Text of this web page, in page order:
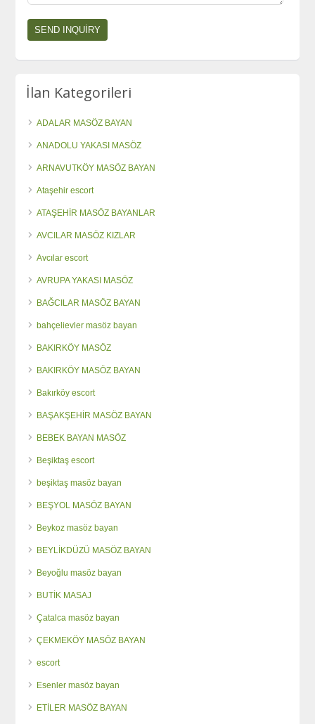
İlan Kategorileri
ADALAR MASÖZ BAYAN
ANADOLU YAKASI MASÖZ
ARNAVUTKÖY MASÖZ BAYAN
Ataşehir escort
ATAŞEHİR MASÖZ BAYANLAR
AVCILAR MASÖZ KIZLAR
Avcılar escort
AVRUPA YAKASI MASÖZ
BAĞCILAR MASÖZ BAYAN
bahçelievler masöz bayan
BAKIRKÖY MASÖZ
BAKIRKÖY MASÖZ BAYAN
Bakırköy escort
BAŞAKŞEHİR MASÖZ BAYAN
BEBEK BAYAN MASÖZ
Beşiktaş escort
beşiktaş masöz bayan
BEŞYOL MASÖZ BAYAN
Beykoz masöz bayan
BEYLİKDÜZÜ MASÖZ BAYAN
Beyoğlu masöz bayan
BUTİK MASAJ
Çatalca masöz bayan
ÇEKMEKÖY MASÖZ BAYAN
escort
Esenler masöz bayan
ETİLER MASÖZ BAYAN